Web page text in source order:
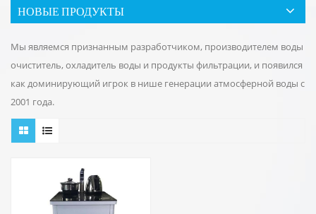
НОВЫЕ ПРОДУКТЫ
Мы являемся признанным разработчиком, производителем воды
очиститель, охладитель воды и продукты фильтрации, и появился
как доминирующий игрок в нише генерации атмосферной воды с
2001 года.